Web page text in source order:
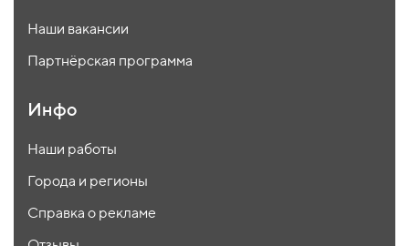
Наши вакансии
Партнёрская программа
Инфо
Наши работы
Города и регионы
Справка о рекламе